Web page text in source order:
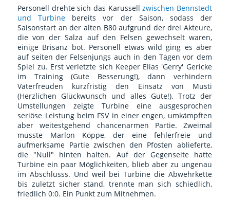
Personell drehte sich das Karussellzwischen Bennstedt
und Turbine bereits vor der Saison, sodass der
Saisonstart an der alten B80 aufgrund der drei Akteure,
die von der Salza auf den Felsen gewechselt waren,
einige Brisanz bot. Personell etwas wild ging es aber
auf seiten der Felsenjungs auch in den Tagen vor dem
Spiel zu. Erst verletzte sich Keeper Elias 'Gerry' Gericke
im Training (Gute Besserung!), dann verhindern
Vaterfreuden kurzfristig den Einsatz von Musti
(Herzlichen Glückwunsch und alles Gute!). Trotz der
Umstellungen zeigte Turbine eine ausgesprochen
seriöse Leistung beim FSV in einer engen, umkämpften
aber weitestgehend chancenarmen Partie. Zweimal
musste Marlon Köppe, der eine fehlerfreie und
aufmerksame Partie zwischen den Pfosten ablieferte,
die "Null" hinten halten. Auf der Gegenseite hatte
Turbine ein paar Möglichkeiten, blieb aber zu ungenau
im Abschlusss. Und weil bei Turbine die Abwehrkette
bis zuletzt sicher stand, trennte man sich schiedlich,
friedlich 0:0. Ein Punkt zum Mitnehmen.